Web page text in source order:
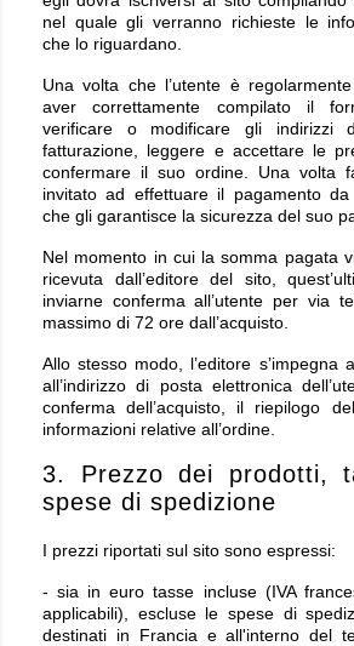
nel quale gli verranno richieste le
che lo riguardano.
Una volta che l’utente è
aver correttamente compilato il
verificare o modificare gli indirizzi
fatturazione, leggere e accettare le
confermare il suo ordine. Una volta
invitato ad effettuare il pagamento da
che gli garantisce la sicurezza del suo
Nel momento in cui la somma pagata
ricevuta dall’editore del sito,
inviarne conferma all’utente per via
massimo di 72 ore dall’acquisto.
Allo stesso modo, l’editore s’impegna
all’indirizzo di posta elettronica
conferma dell’acquisto, il riepilogo
informazioni relative all’ordine.
3. Prezzo dei prodotti,
spese di spedizione
I prezzi riportati sul sito sono espressi:
- sia in euro tasse incluse (IVA
applicabili), escluse le spese di
destinati in Francia e all'interno del